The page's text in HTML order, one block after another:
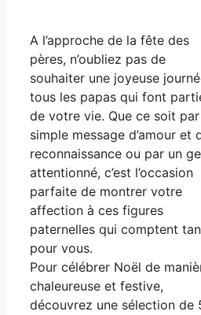
A l’approche de la fête des
pères, n’oubliez pas de
souhaiter une joyeuse
tous les papas qui font
de votre vie. Que ce soit
simple message d’amour et
reconnaissance ou par un
attentionné, c’est l’occasion
parfaite de montrer votre
affection à ces figures
paternelles qui comptent
pour vous.
Pour célébrer Noël de
chaleureuse et festive,
découvrez une sélection de